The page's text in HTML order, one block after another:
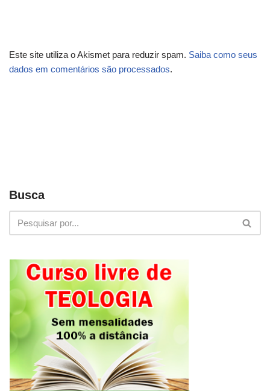
Este site utiliza o Akismet para reduzir spam. Saiba como seus
dados em comentários são processados.
Busca